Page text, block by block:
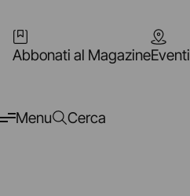
Abbonati al MagazineEventi
Menu Cerca